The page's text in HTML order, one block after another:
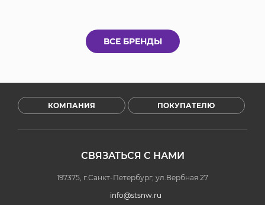
ВСЕ БРЕНДЫ
КОМПАНИЯ ПОКУПАТЕЛЮ
СВЯЗАТЬСЯ С НАМИ
197375, г.Санкт-Петербург, ул.Вербная 27
info@stsnw.ru